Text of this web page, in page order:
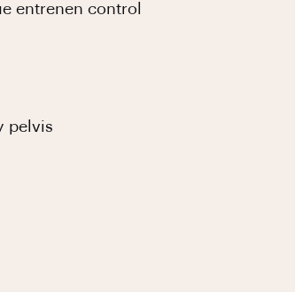
entrenen control
pelvis